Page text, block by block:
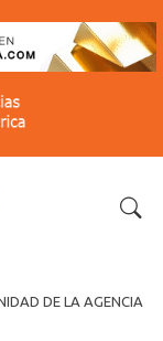
DE LA AGENCIA